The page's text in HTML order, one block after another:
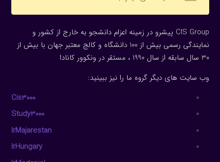
CIS Group پیشرو در زمینه اعزام دانشجو به خارج از کشور و
نمایندگی رسمی بیش از 100 دانشگاه و کالج معتبر جهان با بیش از
30 سال سابقه از سال 1990 ، مستقر در ونکوور کانادا
وب سایت های دیگر گروه ما را نیز ببینید:
Cis3000
Study3000
IrMajarestan
IrHungary